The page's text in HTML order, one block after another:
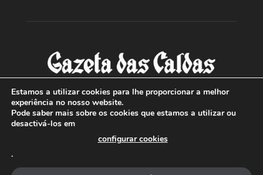
SOBRE NÓS
Com sede nas Caldas da Rainha e mais de 90 anos de
a sul de distrito de Leiria, com mais de 40.000 leitores por
Estamos a utilizar cookies para lhe proporcionar a melhor
experiência no nosso website.
Pode saber mais sobre os cookies que estamos a utilizar ou
desactivá-los em
configurar cookies
.